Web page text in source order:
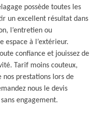
possède toutes les
un excellent résultat dans
l’entretien ou
espace à l’extérieur.
confiance et jouissez de
Tarif moins couteux,
nos prestations lors de
nous le devis
engagement.